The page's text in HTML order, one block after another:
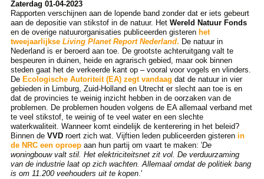
Zaterdag 01-04-2023
Rapporten verschijnen aan de lopende band zonder dat er iets gebeurt
aan de depositie van stikstof in de natuur. Het Wereld Natuur Fonds
en de overige natuurorganisaties publiceerden gisteren het
tweejaarlijkse Living Planet Report Nederland. De natuur in
Nederland is er beroerd aan toe. De grootste achteruitgang valt te
bespeuren in duinen, heide en agrarisch gebied, maar ook binnen
steden gaat het de verkeerde kant op – vooral voor vogels en vlinders.
De Ecologische Autoriteit (EA) zegt vandaag dat de natuur in vier
gebieden in Limburg, Zuid-Holland en Utrecht er slecht aan toe is en
dat de provincies te weinig inzicht hebben in de oorzaken van de
problemen. De problemen houden volgens de EA allemaal verband met
te veel stikstof, te weinig of te veel water en een slechte
waterkwaliteit. Wanneer komt eindelijk de kenterering in het beleid?
Binnen de VVDroert zich wat. Vijftien leden publiceerden gisteren in
de NRC een oproepaan hun partij om vaart te maken: 'De
woningbouw valt stil. Het elektriciteitsnet zit vol. De verduurzaming
van de industrie laat op zich wachten. Allemaal omdat de politiek bang
is om 11.200 veehouders uit te kopen.'